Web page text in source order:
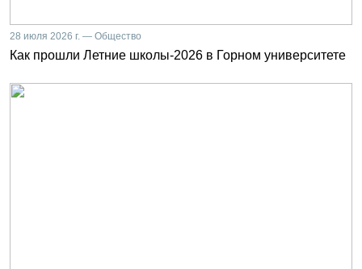
28 июля 2026 г. — Общество
Как прошли Летние школы-2026 в Горном университете